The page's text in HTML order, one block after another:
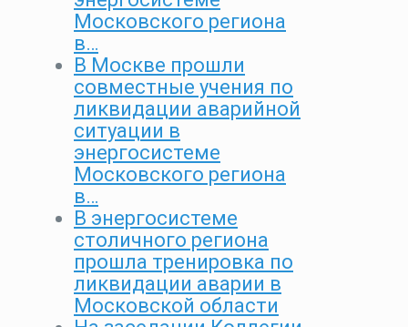
Московского региона
в…
В Москве прошли
совместные учения по
ликвидации аварийной
ситуации в
энергосистеме
Московского региона
в…
В энергосистеме
столичного региона
прошла тренировка по
ликвидации аварии в
Московской области